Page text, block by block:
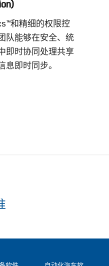
和精细的权限控
队能够在安全、统
即时协同处理共享
息即时同步。